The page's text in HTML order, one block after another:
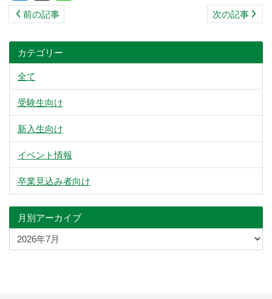
前の記事 次の記事
カテゴリー
全て
受験生向け
新入生向け
イベント情報
卒業見込み者向け
月別アーカイブ